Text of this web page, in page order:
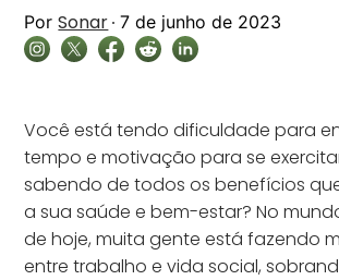
Por Sonar 7 de junho de 2023
Você está tendo dificuldade para
tempo e motivação para se
sabendo de todos os benefícios
a sua saúde e bem-estar? No
de hoje, muita gente está fazendo
entre trabalho e vida social,